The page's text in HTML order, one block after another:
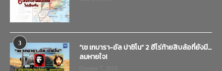
3
“เช เกบารา-อัล ปาชิโน” 2 ฮีโร่ท้ายสิบล้อที่ยังมี…
ลมหายใจ!